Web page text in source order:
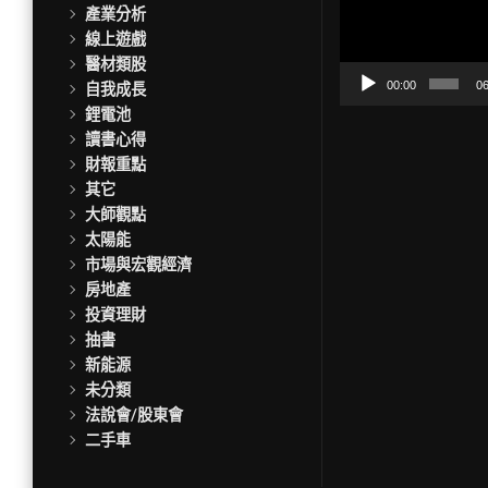
產業分析
線上遊戲
醫材類股
自我成長
鋰電池
讀書心得
財報重點
其它
大師觀點
太陽能
市場與宏觀經濟
房地產
投資理財
抽書
新能源
未分類
法說會/股東會
二手車
放
00:00